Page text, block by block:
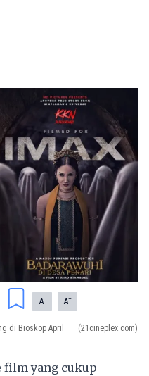
A- A+
di Bioskop April
(21cineplex.com)
film yang cukup